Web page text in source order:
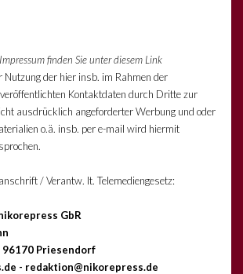
finden Sie unter diesem Link
Nutzung der hier insb. im Rahmen der
Kontaktdaten durch Dritte zur
ausdrücklich angeforderter Werbung und oder
o.ä. insb. per e-mail wird hiermit
/ Verantw. lt. Telemediengesetz:
GbR
Priesendorf
- redaktion@nikorepress.de